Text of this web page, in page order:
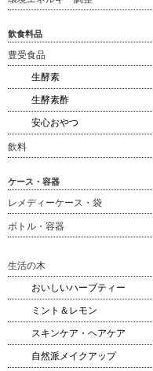
飲食料品
豊受食品
生酵素
生酵素酢
安心おやつ
飲料
ケース・容器
レメディーケース・袋
ボトル・容器
生活の木
おいしいハーブティー
ミント＆レモン
スキンケア・ヘアケア
自然派メイクアップ